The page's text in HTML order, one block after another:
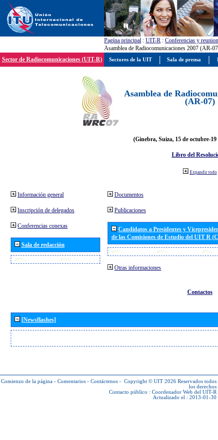
Pagína principal : UIT-R : Conferencias y
Asamblea de Radiocomunicaciones 2007 (AR-
Sector de Radiocomunicaciones (UIT-R)
Asamblea de
(AR-07)
(Ginebra, Suiza, 15 de octubre-19
Libro del
Expandir todo
Información general
Inscripción de delegados
Conferencias conexas
Sala de redacción
Documentos
Publicaciones
Candidatos a Presidentes y
de las Comisiones de Estudio del UIT R
Otras informaciones
Contactos
[Newsflashes]
Comienzo de la página - Comentarios - Contáctenos - Copyright © UIT 2026 Reservados todos
los derechos
Contacto público : Coordenador Web del UIT-R
Actualizado el : 2013-01-30
Sectores de la UIT Sala de prensa